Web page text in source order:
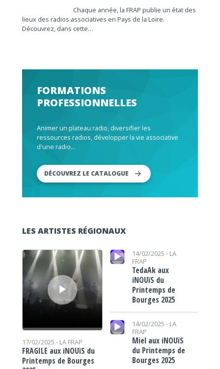
Chaque année, la FRAP publie un état des
lieux des radios associatives en Pays de la Loire.
Découvrez, dans cette…
FORMATIONS
PROFESSIONNELLES
Animer un plateau radio, diversifier les
ressources radios, développer la vie associative
d'une radio...
DÉCOUVREZ LE CATALOGUE
LES ARTISTES RÉGIONAUX
Lecteur audio
17/02/2025 - LA FRAP
FRAGILE aux iNOUïS du
Printemps de Bourges
Lecteur audio 14/02/2025 - LA
FRAP
TedaAk aux
iNOUïS du
Printemps de
Bourges 2025
Lecteur audio
14/02/2025 - LA
FRAP
Miel aux iNOUïS
du Printemps de
Bourges 2025